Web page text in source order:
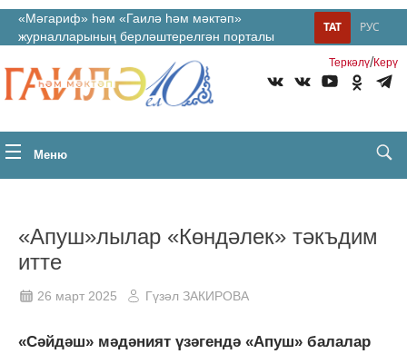
«Мәгариф» һәм «Гаилә һәм мәктәп»
журналларының берләштерелгән порталы
РУС
ТАТ
Теркəлү/Керү
Меню
«Апуш»лылар «Көндәлек» тәкъдим
итте
26 март 2025 Гүзәл ЗАКИРОВА
«Сәйдәш» мәдәният үзәгендә «Апуш» балалар